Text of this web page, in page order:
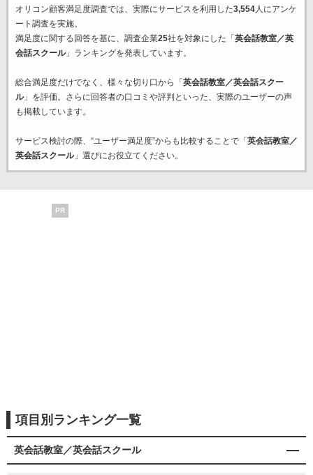
オリコン顧客満足度調査では、実際にサービスを利用した3,554人にアンケ
ート調査を実施。
満足度に関する回答を基に、調査企業25社を対象にした「 英会話教室／英
会話スクール」ランキングを発表しています。
総合満足度だけでなく、様々な切り口から「 英会話教室／英会話スクー
ル」を評価。さらに回答者の口コミや評判といった、実際のユーザーの声
も掲載しています。
サービス検討の際、“ユーザー満足度”からも比較することで「 英会話教室／
英会話スクール」選びにお役立てください。
PR
項目別ランキング一覧
英会話教室／英会話スクール